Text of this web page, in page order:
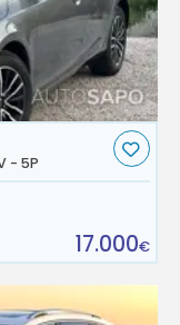
- 5P
17.000€